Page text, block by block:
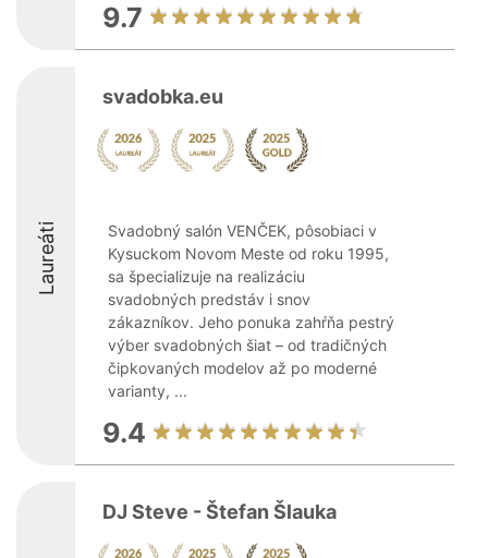
9.7
Laureáti
svadobka.eu
Svadobný salón VENČEK, pôsobiaci v
Kysuckom Novom Meste od roku 1995,
sa špecializuje na realizáciu
svadobných predstáv i snov
zákazníkov. Jeho ponuka zahŕňa pestrý
výber svadobných šiat – od tradičných
čipkovaných modelov až po moderné
varianty, ...
9.4
DJ Steve - Štefan Šlauka